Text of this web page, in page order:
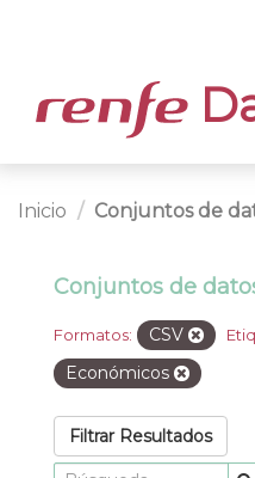
Inicio Conjuntos de
Conjuntos de
Formatos: CSV
Económicos
Filtrar Resultados